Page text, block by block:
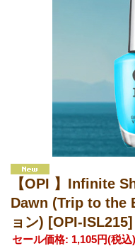
【OPI 】Infinite
Dawn (Trip to the
ョン) [OPI-ISL215]
セール価格: 1,105円(税込)